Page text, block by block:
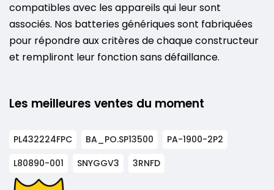
compatibles avec les appareils qui leur sont
associés. Nos batteries génériques sont fabriquées
pour répondre aux critères de chaque constructeur
et rempliront leur fonction sans défaillance.
Les meilleures ventes du moment
PL432224FPC BA_PO.SP13500
PA-1900-2P2
L80890-001
SNYGGV3 3RNFD